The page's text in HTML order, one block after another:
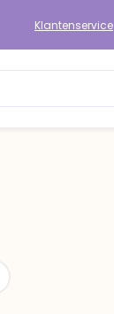
Klantenservice